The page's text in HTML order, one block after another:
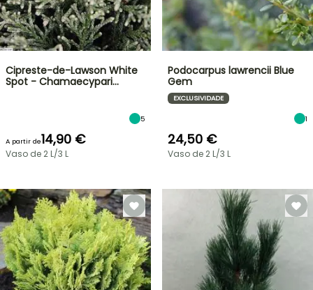
Cipreste-de-Lawson White
Spot - Chamaecypari…
5
A partir de14,90 €
Vaso de 2 L/3 L
Podocarpus lawrencii Blue
Gem
EXCLUSIVIDADE
1
24,50 €
Vaso de 2 L/3 L